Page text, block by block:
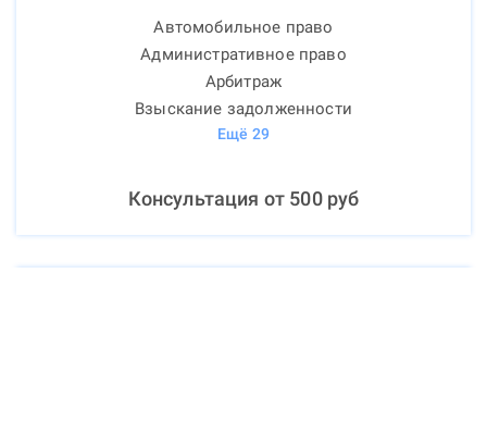
Автомобильное право
Административное право
Арбитраж
Взыскание задолженности
Ещё 29
Консультация от 500руб